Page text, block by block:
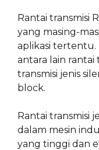
Rantai transmisi
yang masing-
aplikasi
antara lain rantai
transmisi jenis
block.
Rantai transmisi
dalam mesin
yang tinggi dan